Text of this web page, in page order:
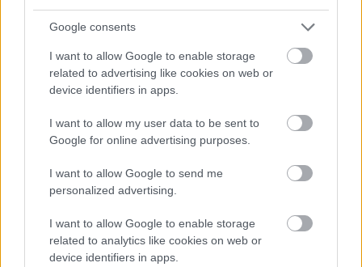
Google consents
I want to allow Google to enable storage
related to advertising like cookies on web or
device identifiers in apps.
I want to allow my user data to be sent to
Google for online advertising purposes.
I want to allow Google to send me
personalized advertising.
I want to allow Google to enable storage
related to analytics like cookies on web or
device identifiers in apps.